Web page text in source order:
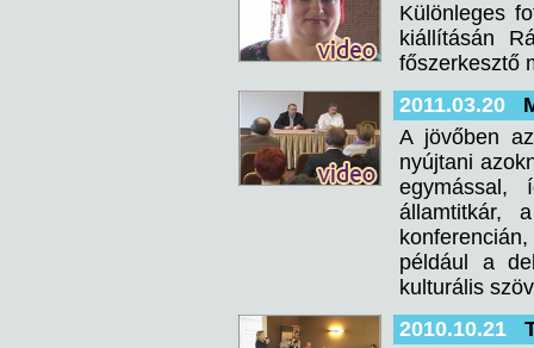
Különleges
kiállításán
főszerkesztő
2011.03.20
A jövőben
nyújtani
egymással,
államtitkár,
például a
kulturális
2010.10.21